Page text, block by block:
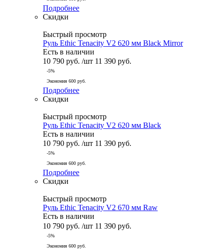
Подробнее
Скидки
Быстрый просмотр
Руль Ethic Tenacity V2 620 мм Black Mirror
Есть в наличии
10 790 руб. /шт 11 390 руб.
-5%
Экономия 600 руб.
Подробнее
Скидки
Быстрый просмотр
Руль Ethic Tenacity V2 620 мм Black
Есть в наличии
10 790 руб. /шт 11 390 руб.
-5%
Экономия 600 руб.
Подробнее
Скидки
Быстрый просмотр
Руль Ethic Tenacity V2 670 мм Raw
Есть в наличии
10 790 руб. /шт 11 390 руб.
-5%
Экономия 600 руб.